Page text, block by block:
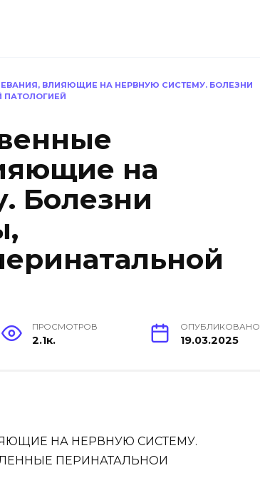
ВЛИЯЮЩИЕ НА НЕРВНУЮ СИСТЕМУ. БОЛЕЗНИ
ПАТОЛОГИЕЙ
на
Болезни
ПРОСМОТРОВ
2.1к.
ОПУБЛИКОВАНО
19.03.2025
НА НЕРВНУЮ СИСТЕМУ.
ПЕРИНАТАЛЬНОИ